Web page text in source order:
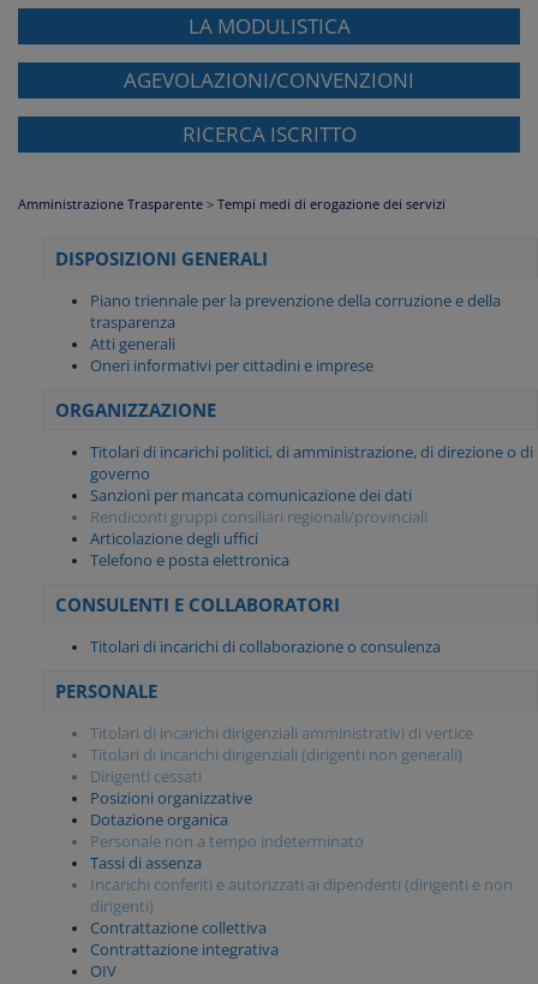
LA MODULISTICA
AGEVOLAZIONI/CONVENZIONI
RICERCA ISCRITTO
Amministrazione Trasparente > Tempi medi di erogazione dei servizi
DISPOSIZIONI GENERALI
Piano triennale per la prevenzione della corruzione e della
trasparenza
Atti generali
Oneri informativi per cittadini e imprese
ORGANIZZAZIONE
Titolari di incarichi politici, di amministrazione, di direzione o di
governo
Sanzioni per mancata comunicazione dei dati
Rendiconti gruppi consiliari regionali/provinciali
Articolazione degli uffici
Telefono e posta elettronica
CONSULENTI E COLLABORATORI
Titolari di incarichi di collaborazione o consulenza
PERSONALE
Titolari di incarichi dirigenziali amministrativi di vertice
Titolari di incarichi dirigenziali (dirigenti non generali)
Dirigenti cessati
Posizioni organizzative
Dotazione organica
Personale non a tempo indeterminato
Tassi di assenza
Incarichi conferiti e autorizzati ai dipendenti (dirigenti e non
dirigenti)
Contrattazione collettiva
Contrattazione integrativa
OIV